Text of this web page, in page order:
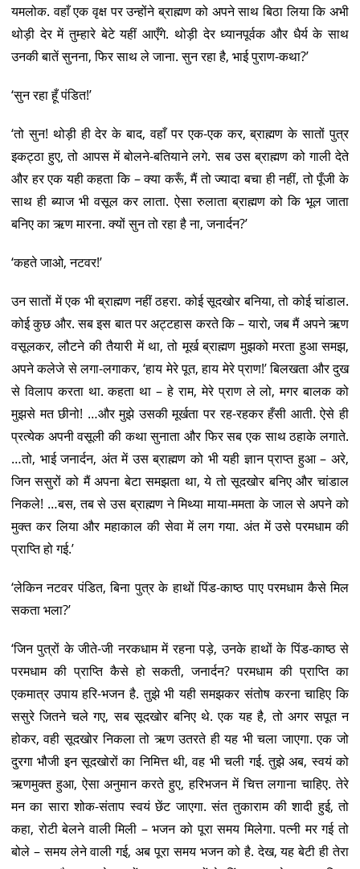
यमलोक. वहाँ एक वृक्ष पर उन्होंने ब्राह्मण को अपने साथ बिठा लिया कि अभी
थोड़ी देर में तुम्हारे बेटे यहीं आएँगे. थोड़ी देर ध्यानपूर्वक और धैर्य के साथ
उनकी बातें सुनना, फिर साथ ले जाना. सुन रहा है, भाई पुराण-कथा?’
‘सुन रहा हूँ पंडित!’
‘तो सुन! थोड़ी ही देर के बाद, वहाँ पर एक-एक कर, ब्राह्मण के सातों पुत्र
इकट्ठा हुए, तो आपस में बोलने-बतियाने लगे. सब उस ब्राह्मण को गाली देते
और हर एक यही कहता कि – क्या करूँ, मैं तो ज्यादा बचा ही नहीं, तो पूँजी के
साथ ही ब्याज भी वसूल कर लाता. ऐसा रुलाता ब्राह्मण को कि भूल जाता
बनिए का ऋण मारना. क्यों सुन तो रहा है ना, जनार्दन?’
‘कहते जाओ, नटवर!’
उन सातों में एक भी ब्राह्मण नहीं ठहरा. कोई सूदखोर बनिया, तो कोई चांडाल.
कोई कुछ और. सब इस बात पर अट्टहास करते कि – यारो, जब मैं अपने ऋण
वसूलकर, लौटने की तैयारी में था, तो मूर्ख ब्राह्मण मुझको मरता हुआ समझ,
अपने कलेजे से लगा-लगाकर, ‘हाय मेरे पूत, हाय मेरे प्राण!’ बिलखता और दुख
से विलाप करता था. कहता था – हे राम, मेरे प्राण ले लो, मगर बालक को
मुझसे मत छीनो! …और मुझे उसकी मूर्खता पर रह-रहकर हँसी आती. ऐसे ही
प्रत्येक अपनी वसूली की कथा सुनाता और फिर सब एक साथ ठहाके लगाते.
…तो, भाई जनार्दन, अंत में उस ब्राह्मण को भी यही ज्ञान प्राप्त हुआ – अरे,
जिन ससुरों को मैं अपना बेटा समझता था, ये तो सूदखोर बनिए और चांडाल
निकले! …बस, तब से उस ब्राह्मण ने मिथ्या माया-ममता के जाल से अपने को
मुक्त कर लिया और महाकाल की सेवा में लग गया. अंत में उसे परमधाम की
प्राप्ति हो गई.’
‘लेकिन नटवर पंडित, बिना पुत्र के हाथों पिंड-काष्ठ पाए परमधाम कैसे मिल
सकता भला?’
‘जिन पुत्रों के जीते-जी नरकधाम में रहना पड़े, उनके हाथों के पिंड-काष्ठ से
परमधाम की प्राप्ति कैसे हो सकती, जनार्दन? परमधाम की प्राप्ति का
एकमात्र उपाय हरि-भजन है. तुझे भी यही समझकर संतोष करना चाहिए कि
ससुरे जितने चले गए, सब सूदखोर बनिए थे. एक यह है, तो अगर सपूत न
होकर, वही सूदखोर निकला तो ऋण उतरते ही यह भी चला जाएगा. एक जो
दुरगा भौजी इन सूदखोरों का निमित्त थी, वह भी चली गई. तुझे अब, स्वयं को
ऋणमुक्त हुआ, ऐसा अनुमान करते हुए, हरिभजन में चित्त लगाना चाहिए. तेरे
मन का सारा शोक-संताप स्वयं छेंट जाएगा. संत तुकाराम की शादी हुई, तो
कहा, रोटी बेलने वाली मिली – भजन को पूरा समय मिलेगा. पत्नी मर गई तो
बोले – समय लेने वाली गई, अब पूरा समय भजन को है. देख, यह बेटी ही तेरा